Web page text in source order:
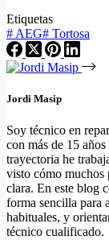
Etiquetas
# AEG# Tortosa
Jordi Masip
Soy técnico en
con más de 15
trayectoria he
visto cómo muchos
clara. En este blog
forma sencilla para
habituales, y
técnico cualificado.